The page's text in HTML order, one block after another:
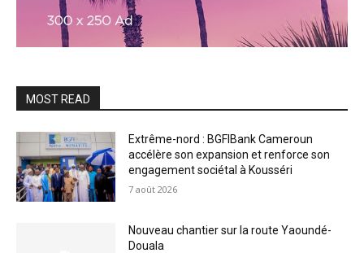
MOST READ
Extrême-nord : BGFIBank Cameroun
accélère son expansion et renforce son
engagement sociétal à Kousséri
7 août 2026
Nouveau chantier sur la route Yaoundé-
Douala